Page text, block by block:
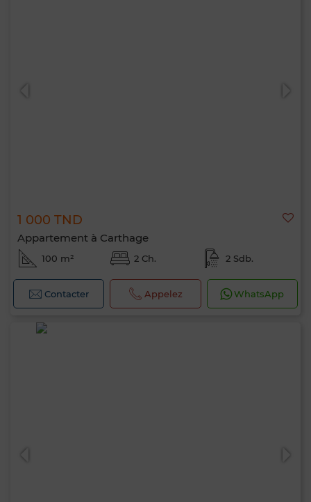
1 000 TND
Appartement à Carthage
100 m² 2 Ch. 2 Sdb.
Contacter Appelez WhatsApp